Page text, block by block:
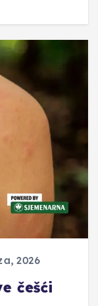
2026
češći